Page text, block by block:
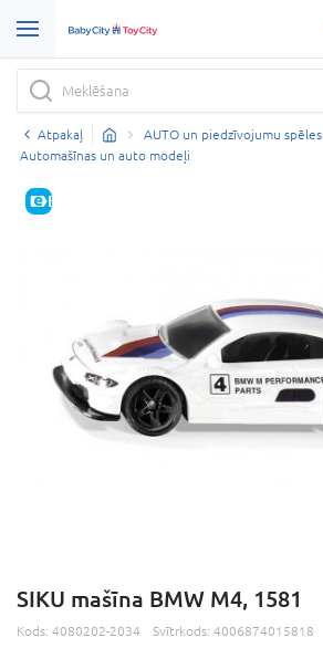
Atpakaļ AUTO un piedzīvojumu spēles
Automašīnas un auto modeļi
E-CENA
SIKU mašīna BMW M4, 1581
Kods: 4080202-2034 Svītrkods: 4006874015818